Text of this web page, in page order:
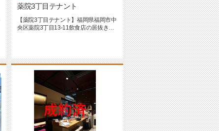
薬院3丁目テナント
【薬院3丁目テナント】福岡県福岡市中
央区薬院3丁目13-11飲食店の居抜きと